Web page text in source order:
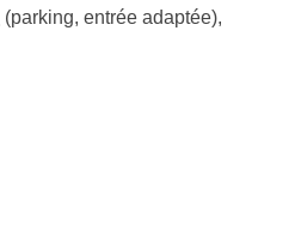
(parking, entrée adaptée),